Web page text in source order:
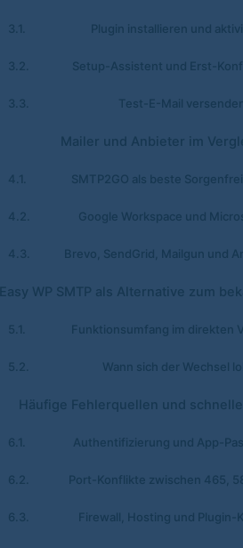
Plugin installieren und
Setup-Assistent und Erst-
Test-E-Mail
Mailer und Anbieter im
SMTP2GO als beste
Google Workspace und
Brevo, SendGrid, Mailgun und
Easy WP SMTP als Alternative zum
Funktionsumfang im direkten
Wann sich der Wechsel
Häufige Fehlerquellen und
Authentifizierung und App-
Port-Konflikte zwischen 465,
Firewall, Hosting und Plugin-